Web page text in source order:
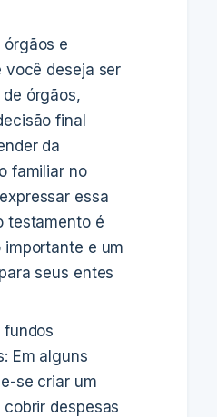
órgãos e
você deseja ser
órgãos,
final
da
familiar no
essa
testamento é
importante e um
seus entes
fundos
Em alguns
se criar um
despesas